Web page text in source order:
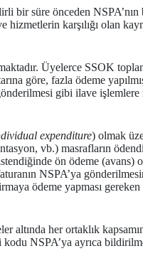
bir süre önceden NSPA’nın
hizmetlerin karşılığı olan
Üyelerce SSOK
göre, fazla ödeme
gibi ilave
expenditure) olmak
vb.) masrafların
ön ödeme (avans)
NSPA’ya
ödeme yapması
altında her ortaklık
NSPA’ya ayrıca